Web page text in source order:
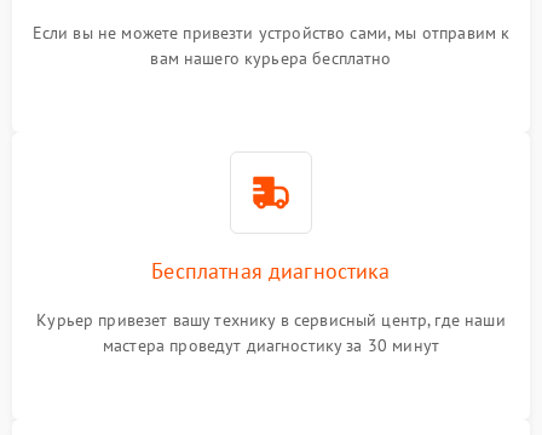
Если вы не можете привезти устройство сами, мы отправим к
вам нашего курьера бесплатно
Бесплатная диагностика
Курьер привезет вашу технику в сервисный центр, где наши
мастера проведут диагностику за 30 минут